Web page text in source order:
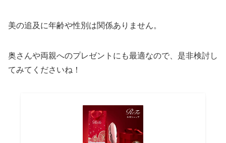
美の追及に年齢や性別は関係ありません。
奥さんや両親へのプレゼントにも最適なので、是非検討し
てみてくださいね！